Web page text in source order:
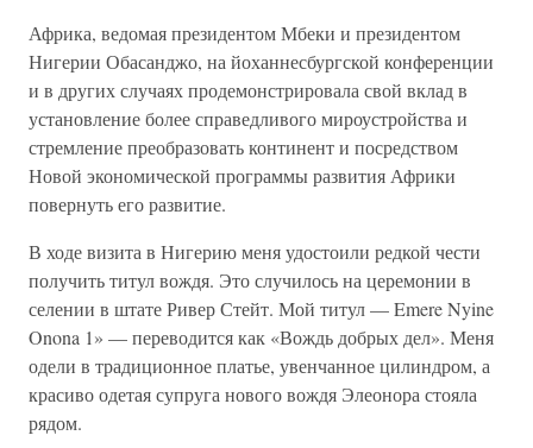
Африка, ведомая президентом Мбеки и президентом
Нигерии Обасанджо, на йоханнесбургской конференции
и в других случаях продемонстрировала свой вклад в
установление более справедливого мироустройства и
стремление преобразовать континент и посредством
Новой экономической программы развития Африки
повернуть его развитие.
В ходе визита в Нигерию меня удостоили редкой чести
получить титул вождя. Это случилось на церемонии в
селении в штате Ривер Стейт. Мой титул — Emere Nyine
Onona 1» — переводится как «Вождь добрых дел». Меня
одели в традиционное платье, увенчанное цилиндром, а
красиво одетая супруга нового вождя Элеонора стояла
рядом.